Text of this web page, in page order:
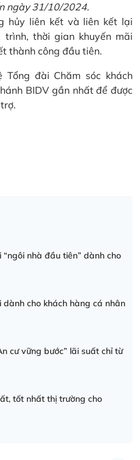
ngày 31/10/2024.
hủy liên kết và liên kết lại
thời gian khuyến mãi
thành công đầu tiên.
Tổng đài Chăm sóc khách
BIDV gần nhất để được
nhà đầu tiên” dành cho
cho khách hàng cá nhân
cư vững bước” lãi suất chỉ từ
tốt nhất thị trường cho